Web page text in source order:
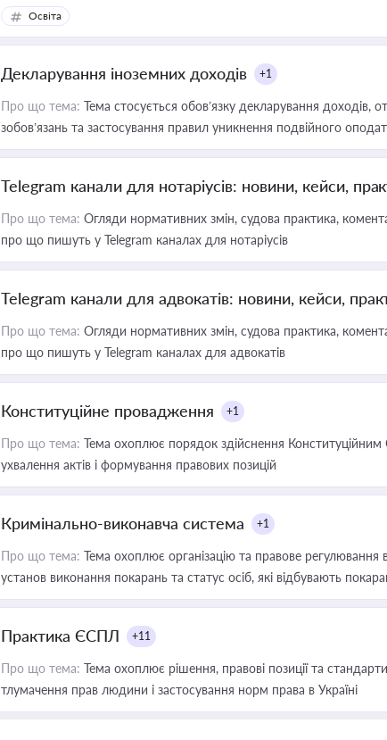
Освіта
Декларування іноземних доходів +1
Про що тема: Тема стосується обов’язку декларування
зобов’язань та застосування правил уникнення подвійного
Telegram канали для нотаріусів: новини, кейси,
Про що тема: Огляди нормативних змін, судова практика,
про що пишуть у Telegram каналах для нотаріусів
Telegram канали для адвокатів: новини, кейси,
Про що тема: Огляди нормативних змін, судова практика,
про що пишуть у Telegram каналах для адвокатів
Конституційне провадження +1
Про що тема: Тема охоплює порядок здійснення
ухвалення актів і формування правових позицій
Кримінально-виконавча система +1
Про що тема: Тема охоплює організацію та правове регулювання
установ виконання покарань та статус осіб, які відбувають
Практика ЄСПЛ +11
Про що тема: Тема охоплює рішення, правові позиції та
тлумачення прав людини і застосування норм права в Україні